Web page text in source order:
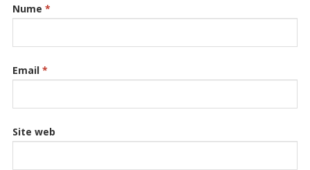
Nume *
Email *
Site web